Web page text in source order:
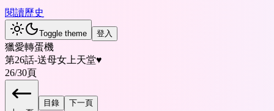
閱讀歷史
Toggle theme 登入
獵愛轉蛋機
第26話-送母女上天堂♥
26/30頁
目錄 下一頁